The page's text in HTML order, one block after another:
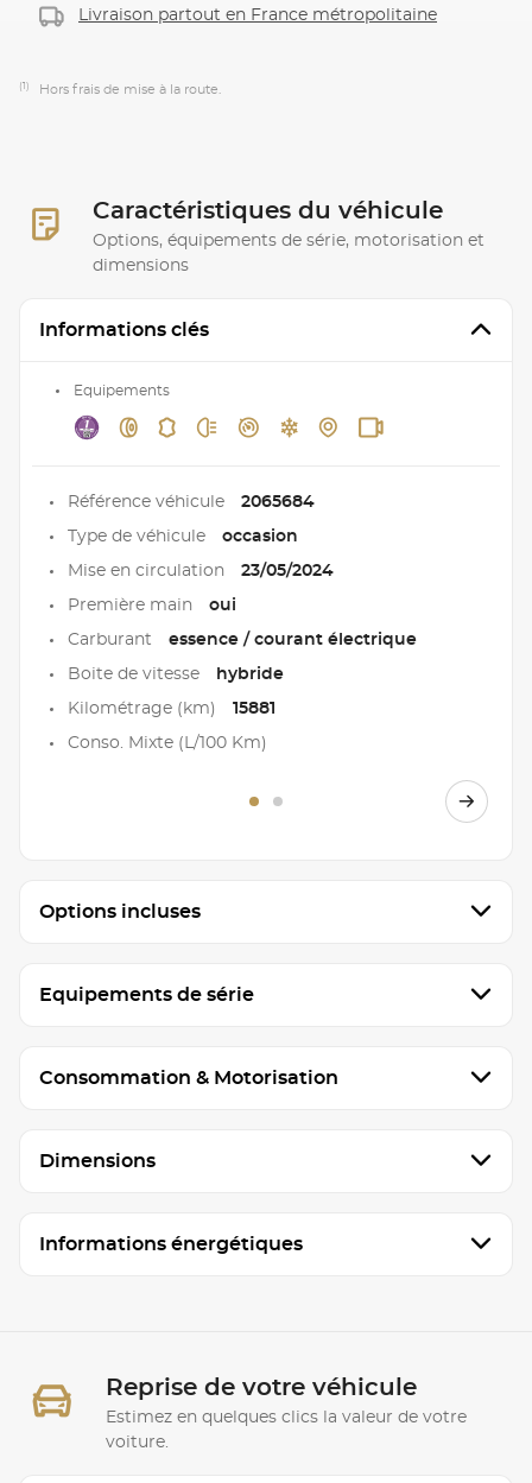
Livraison partout en France métropolitaine
(1) Hors frais de mise à la route.
Caractéristiques du véhicule
Options, équipements de série, motorisation et
dimensions
Informations clés
Equipements
Référence véhicule 2065684
Type de véhicule occasion
Mise en circulation 23/05/2024
Première main oui
Carburant essence / courant électrique
Boite de vitesse hybride
Kilométrage (km) 15881
Conso. Mixte (L/100 Km)
Options incluses
Equipements de série
Consommation & Motorisation
Dimensions
Informations énergétiques
Reprise de votre véhicule
Estimez en quelques clics la valeur de votre
voiture.